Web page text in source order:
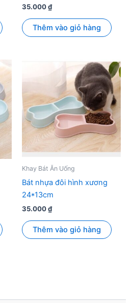
35.000₫
Thêm vào giỏ hàng
Khay Bát Ăn Uống
Bát nhựa đôi hình xương
24*13cm
35.000₫
Thêm vào giỏ hàng